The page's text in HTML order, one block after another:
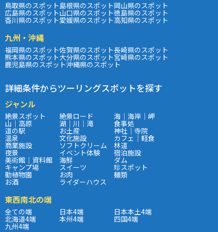
鳥取県のスポット島根県のスポット岡山県のスポット
広島県のスポット山口県のスポット徳島県のスポット
香川県のスポット愛媛県のスポット高知県のスポット
九州・沖縄
福岡県のスポット佐賀県のスポット長崎県のスポット
熊本県のスポット大分県のスポット宮崎県のスポット
鹿児島県のスポット沖縄県のスポット
詳細条件からツーリングスポットを探す
ジャンル
絶景スポット 絶景ロード 海｜海岸｜岬
山｜高原 湖｜川｜滝 食事処
道の駅 お土産 神社｜寺院
温泉 文化施設 カフェ｜軽食
商業施設 ソフトクリーム 林道
夜景 イベント体験 宿泊施設
美術館｜資料館 海鮮 ダム
キャンプ場 スイーツ 珍スポット
動植物園 お肉 麺類
お酒 ライダーハウス
東西南北の端
全ての端 日本4端 日本本土4端
北海道4端 本州4端 四国4端
九州4端